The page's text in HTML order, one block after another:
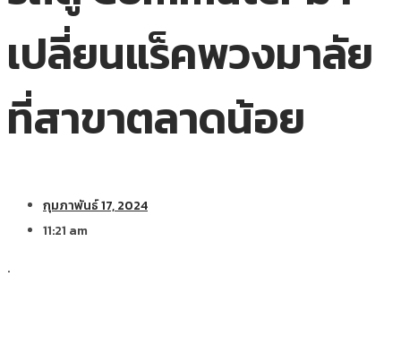
เปลี่ยนแร็คพวงมาลัย
ที่สาขาตลาดน้อย
กุมภาพันธ์ 17, 2024
11:21 am
.